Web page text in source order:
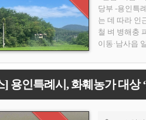
당부 -용인특
는 데 따라 인
철 벼 병해충
이동·남사읍
용인특례시, 화훼농가 대상